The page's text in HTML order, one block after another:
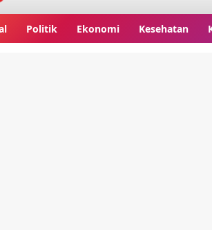
Politik Ekonomi Kesehatan